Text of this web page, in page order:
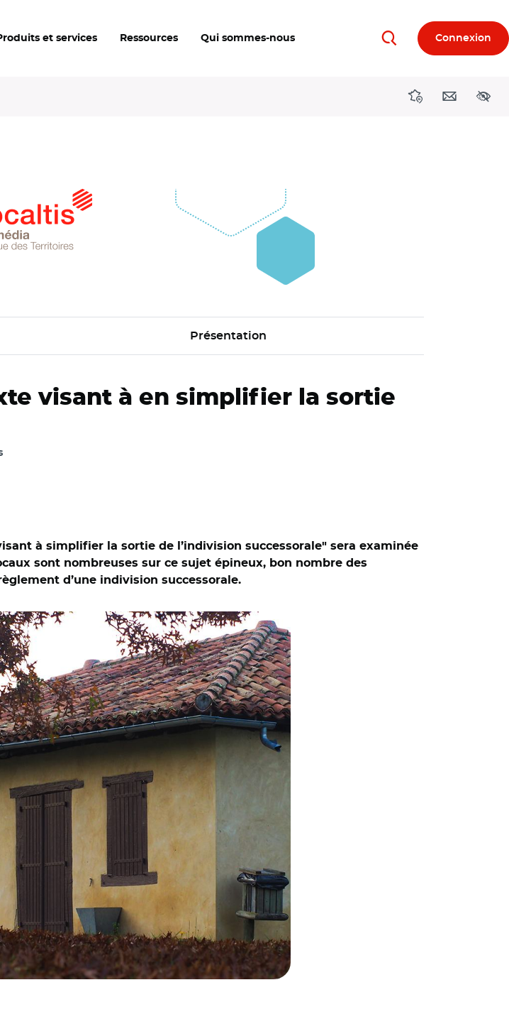
et services Ressources Qui sommes-nous RechercherConnexion
DirectionsContact
Présentation
visant à en simplifier la sortie
à simplifier la sortie de l’indivision successorale" sera examinée
sont nombreuses sur ce sujet épineux, bon nombre des
d’une indivision successorale.